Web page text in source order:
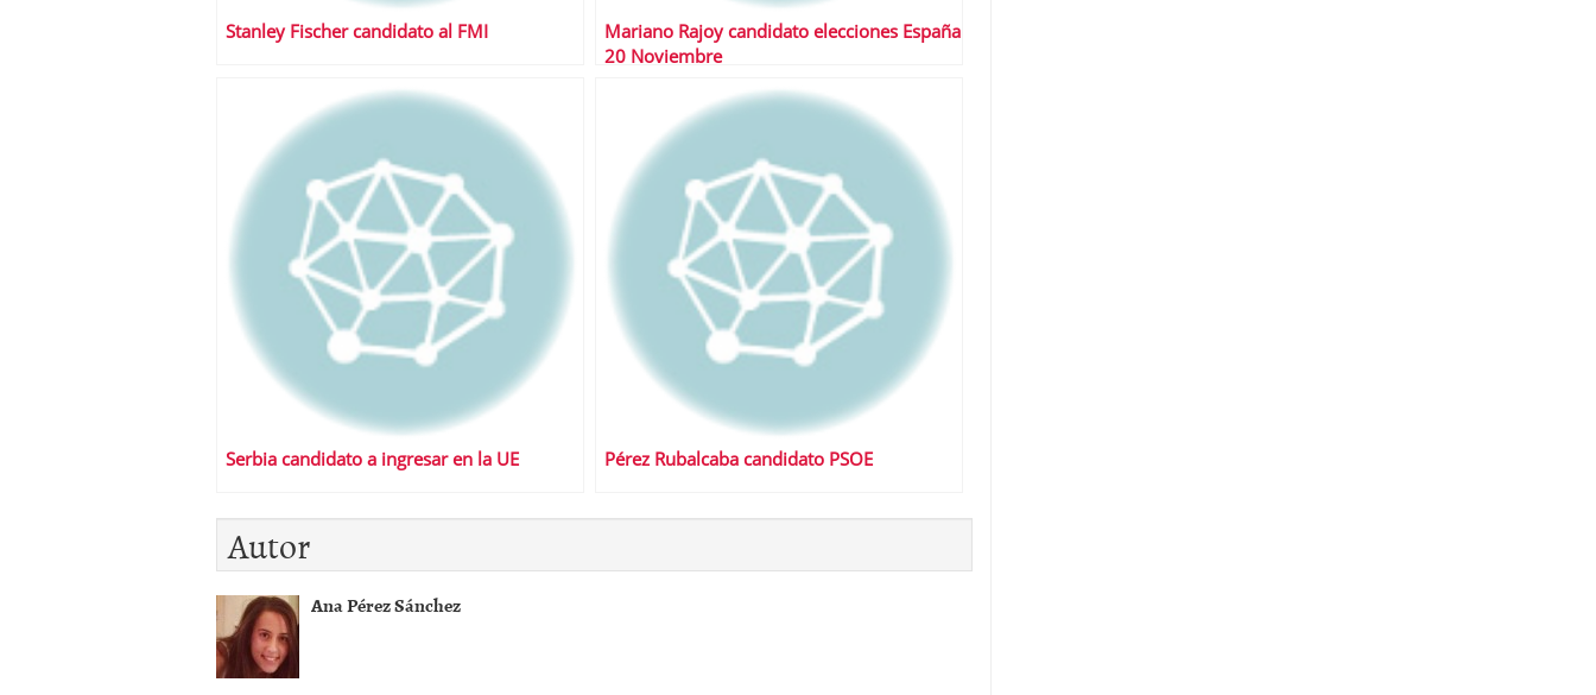
Stanley Fischer candidato al FMI
Mariano Rajoy candidato elecciones España
20 Noviembre
Serbia candidato a ingresar en la UE Pérez Rubalcaba candidato PSOE
Autor
Ana Pérez Sánchez